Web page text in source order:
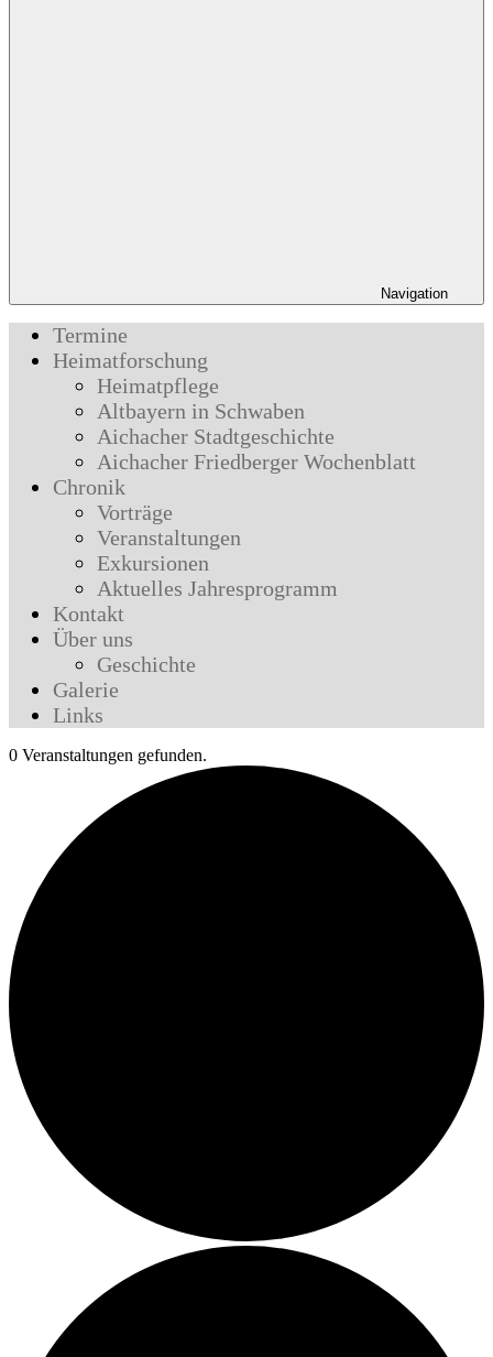
Navigation
Termine
Heimatforschung
Heimatpflege
Altbayern in Schwaben
Aichacher Stadtgeschichte
Aichacher Friedberger Wochenblatt
Chronik
Vorträge
Veranstaltungen
Exkursionen
Aktuelles Jahresprogramm
Kontakt
Über uns
Geschichte
Galerie
Links
0 Veranstaltungen gefunden.